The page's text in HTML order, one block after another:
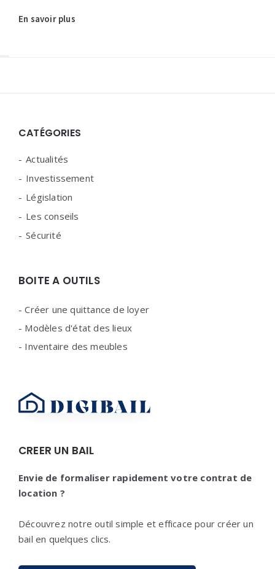
En savoir plus
CATÉGORIES
Actualités
Investissement
Législation
Les conseils
Sécurité
BOITE A OUTILS
-Créer une quittance de loyer
- Modèles d'état des lieux
- Inventaire des meubles
CREER UN BAIL
Envie de formaliser rapidement votre contrat de
location ?
Découvrez notre outil simple et efficace pour créer un
bail en quelques clics.